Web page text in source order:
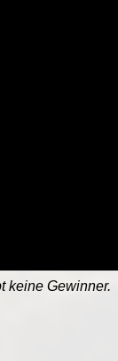
keine Gewinner.